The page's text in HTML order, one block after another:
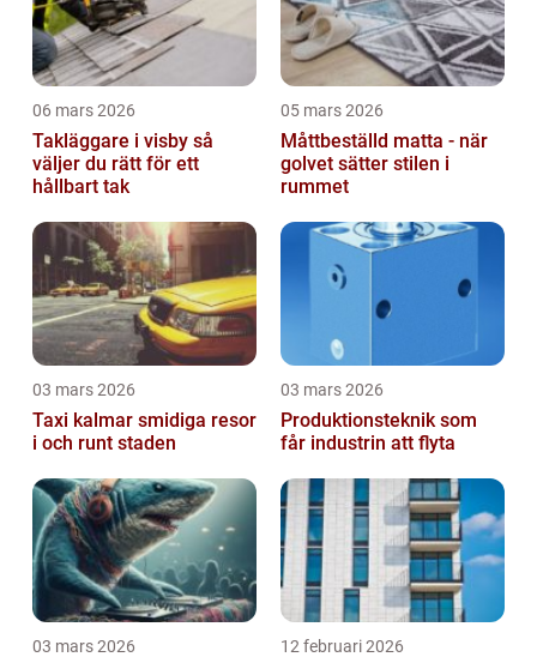
06 mars 2026
Takläggare i visby så
väljer du rätt för ett
hållbart tak
05 mars 2026
Måttbeställd matta - när
golvet sätter stilen i
rummet
03 mars 2026
Taxi kalmar smidiga resor
i och runt staden
03 mars 2026
Produktionsteknik som
får industrin att flyta
03 mars 2026 12 februari 2026